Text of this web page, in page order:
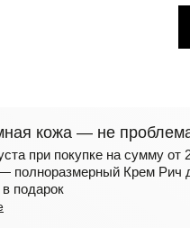
кожа — не
при покупке на сумму
полноразмерный Крем Рич
подарок